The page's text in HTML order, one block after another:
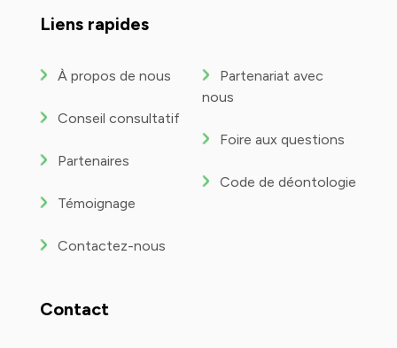
Liens rapides
À propos de nous
Conseil consultatif
Partenaires
Témoignage
Contactez-nous
Partenariat avec
nous
Foire aux questions
Code de déontologie
Contact